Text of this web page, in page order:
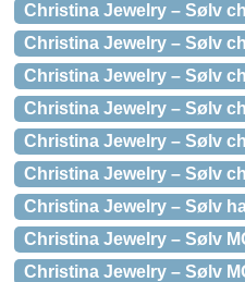
Christina Jewelry – Sølv
Christina Jewelry – Sølv
Christina Jewelry – Sølv
Christina Jewelry – Sølv
Christina Jewelry – Sølv
Christina Jewelry – Sølv
Christina Jewelry – Sølv
Christina Jewelry – Sølv
Christina Jewelry – Sølv